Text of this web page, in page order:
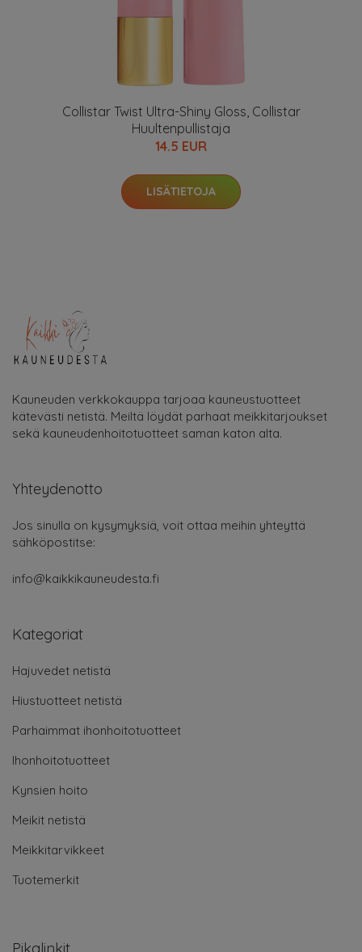
Collistar Twist Ultra-Shiny Gloss, Collistar
Huultenpullistaja
14.5 EUR
LISÄTIETOJA
Kauneuden verkkokauppa tarjoaa kauneustuotteet
kätevästi netistä. Meiltä löydät parhaat meikkitarjoukset
sekä kauneudenhoitotuotteet saman katon alta.
Yhteydenotto
Jos sinulla on kysymyksiä, voit ottaa meihin yhteyttä
sähköpostitse:
info@kaikkikauneudesta.fi
Kategoriat
Hajuvedet netistä
Hiustuotteet netistä
Parhaimmat ihonhoitotuotteet
Ihonhoitotuotteet
Kynsien hoito
Meikit netistä
Meikkitarvikkeet
Tuotemerkit